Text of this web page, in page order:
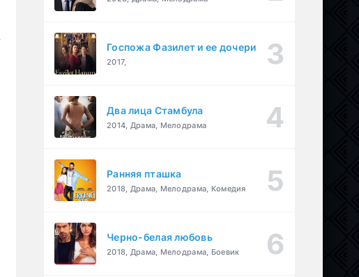
Госпожа Фазилет и ее дочери
2017,
Два лица Стамбула
2014, Драма, Мелодрама
Ранняя пташка
2018, Драма, Мелодрама, Комедия
Черно-белая любовь
2018, Драма, Мелодрама, Боевик